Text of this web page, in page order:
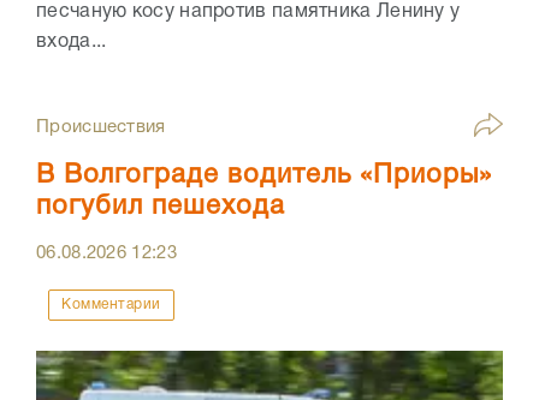
песчаную косу напротив памятника Ленину у
входа...
Происшествия
В Волгограде водитель «Приоры»
погубил пешехода
06.08.2026 12:23
Комментарии